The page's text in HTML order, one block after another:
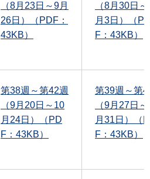
（8月23日～9月
26日）（PDF：
43KB）
（8月30日
月3日）（
F：43KB）
第38週～第42週
（9月20日～10
月24日）（PD
F：43KB）
第39週～第
（9月27日
月31日）（
F：43KB）